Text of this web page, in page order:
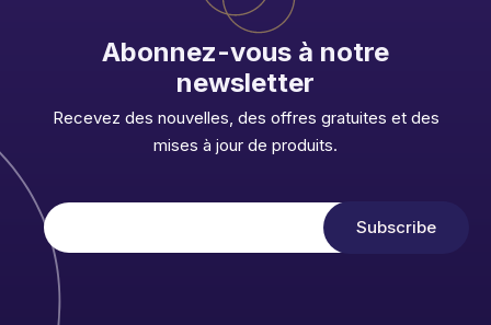
Abonnez-vous à notre
newsletter
Recevez des nouvelles, des offres gratuites et des
mises à jour de produits.